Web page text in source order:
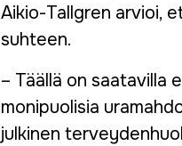
Aikio-Tallgren arvioi,
suhteen.
– Täällä on saatavilla
monipuolisia
julkinen